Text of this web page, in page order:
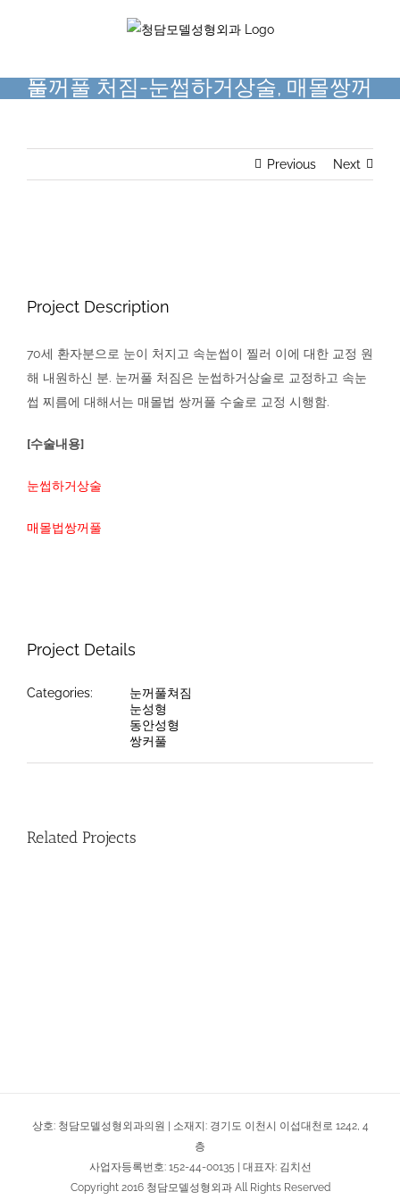
눈꺼풀 처짐-눈썹하거상술, 매몰쌍꺼풀
Previous Next
Project Description
70세 환자분으로 눈이 처지고 속눈썹이 찔러 이에 대한 교정 원
해 내원하신 분. 눈꺼풀 처짐은 눈썹하거상술로 교정하고 속눈
썹 찌름에 대해서는 매몰법 쌍꺼풀 수술로 교정 시행함.
[수술내용]
눈썹하거상술
매몰법쌍꺼풀
Project Details
Categories:
눈꺼풀쳐짐
눈성형
동안성형
쌍커풀
Related Projects
상호: 청담모델성형외과의원 | 소재지: 경기도 이천시 이섭대천로 1242, 4
층
사업자등록번호: 152-44-00135 | 대표자: 김치선
Copyright 2016 청담모델성형외과 All Rights Reserved